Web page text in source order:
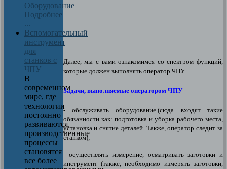
Далее, мы с вами ознакомимся со спектром функций,
которые должен выполнять оператор ЧПУ.
Задачи, выполняемые оператором ЧПУ
- обслуживать оборудование.(сюда входят такие
обязанности как: подготовка и уборка рабочего места,
установка и снятие деталей. Также, оператор следит за
станком);
- осуществлять измерение, осматривать заготовки и
инструмент (также, необходимо измерять заготовки,
Оборудование
Подробнее
...
Вспомогательный
инструмент
для
станков с
ЧПУ
В
современном
мире, где
технологии
постоянно
развиваются,
производственные
процессы
становятся
все более